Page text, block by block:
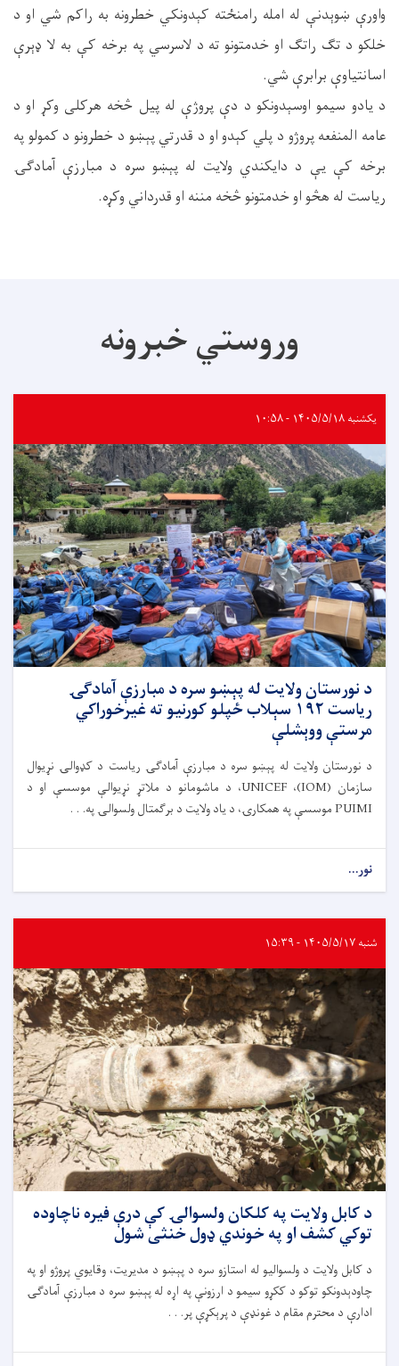
واورې ښوېدنې له امله رامنځته کېدونکي خطرونه به راکم شي او د
خلکو د تګ راتګ او خدمتونو ته د لاسرسي په برخه کې به لا ډېرې
اسانتیاوې برابرې شي.
د یادو سیمو اوسېدونکو د دې پروژې له پیل څخه هرکلی وکړ او د
عامه المنفعه پروژو د پلي کېدو او د قدرتي پېښو د خطرونو د کمولو په
برخه کې یې د دایکندي ولایت له پېښو سره د مبارزې آمادګۍ
ریاست له هڅو او خدمتونو څخه مننه او قدرداني وکړه.
وروستي خبرونه
یکشنبه ۱۴۰۵/۵/۱۸ - ۱۰:۵۸
د نورستان ولایت له پېښو سره د مبارزې آمادګۍ
ریاست ۱۹۲ سېلاب ځپلو کورنیو ته غیرخوراکي
مرستې ووېشلې
د نورستان ولایت له پېښو سره د مبارزې آمادګۍ ریاست د کډوالۍ نړیوال
سازمان (IOM)، UNICEF، د ماشومانو د ملاتړ نړیوالې موسسې او د
PUIMI موسسې په همکارۍ، د یاد ولایت د برګمتال ولسوالۍ په. . .
نور...
شنبه ۱۴۰۵/۵/۱۷ - ۱۵:۳۹
د کابل ولایت په کلکان ولسوالۍ کې درې فیره ناچاوده
توکي کشف او په خوندي ډول خنثی شول
د کابل ولایت د ولسوالیو له استازو سره د پېښو د مدیریت، وقایوي پروژو او په
چاودېدونکو توکو د ککړو سیمو د ارزونې په اړه له پېښو سره د مبارزې آمادګۍ
ادارې د محترم مقام د غونډې د پرېکړې پر. . .